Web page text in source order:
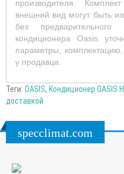
производителя.
внешний вид могут быть
без
кондиционера Oasis
параметры,
у продавца.
Теги: OASIS, Кондиционер OASIS
доставкой
specclimat.com